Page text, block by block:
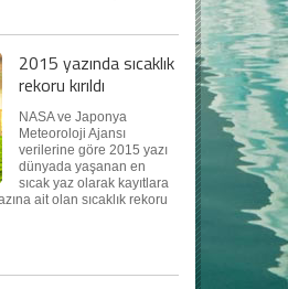
2015 yazında sıcaklık
rekoru kırıldı
NASA ve Japonya
Meteoroloji Ajansı
verilerine göre 2015 yazı
dünyada yaşanan en
sıcak yaz olarak kayıtlara
ait olan sıcaklık rekoru